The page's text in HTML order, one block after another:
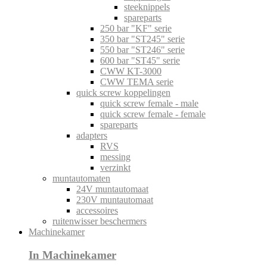
steeknippels
spareparts
250 bar "KF" serie
350 bar "ST245" serie
550 bar "ST246" serie
600 bar "ST45" serie
CWW KT-3000
CWW TEMA serie
quick screw koppelingen
quick screw female - male
quick screw female - female
spareparts
adapters
RVS
messing
verzinkt
muntautomaten
24V muntautomaat
230V muntautomaat
accessoires
ruitenwisser beschermers
Machinekamer
In Machinekamer